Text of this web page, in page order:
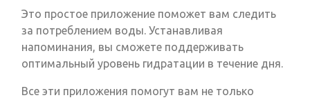
Это простое приложение поможет вам следить
за потреблением воды. Устанавливая
напоминания, вы сможете поддерживать
оптимальный уровень гидратации в течение дня.
Все эти приложения помогут вам не только